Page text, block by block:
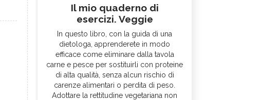
Il mio quaderno di
esercizi. Veggie
In questo libro, con la guida di una
dietologa, apprenderete in modo
efficace come eliminare dalla tavola
carne e pesce per sostituirli con proteine
di alta qualità, senza alcun rischio di
carenze alimentari o perdita di peso.
Adottare la rettitudine vegetariana non